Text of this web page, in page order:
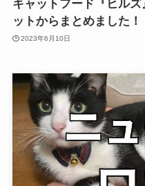
キャットフード『ヒル
ットからまとめました！
2023年6月10日